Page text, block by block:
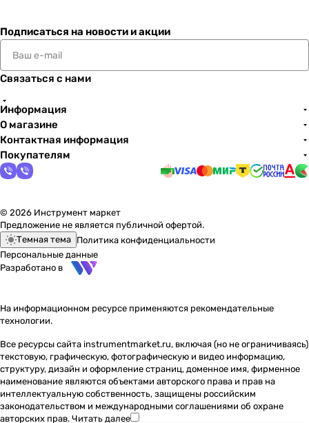
Подписаться на новости и акции
Связаться с нами
Информация
О магазине
Контактная информация
Покупателям
© 2026 Инструмент маркет
Предложение не является публичной офертой.
Темная тема Политика конфиденциальности
Персональные данные
Разработано в
На информационном ресурсе применяются рекомендательные
технологии.
Все ресурсы сайта instrumentmarket.ru, включая (но не ограничиваясь)
текстовую, графическую, фотографическую и видео информацию,
структуру, дизайн и оформление страниц, доменное имя, фирменное
наименование являются объектами авторского права и прав на
интеллектуальную собственность, защищены российским
законодательством и международными соглашениями об охране
авторских прав. Читать далее